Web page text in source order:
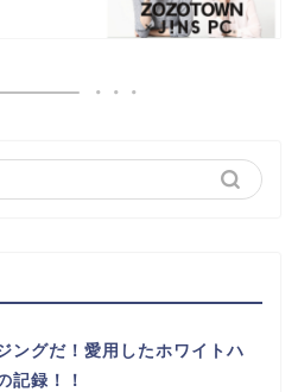
ングだ！愛用したホワイトハ
記録！！